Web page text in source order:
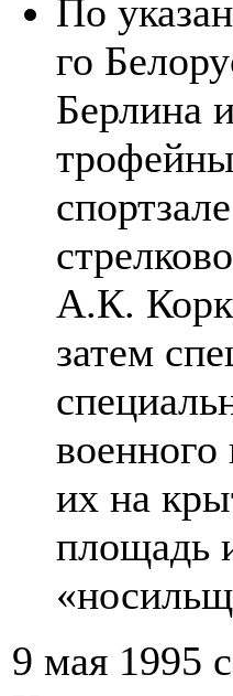
По
го
Берлина
А.К.
затем
их на
площадь
9 мая 1995